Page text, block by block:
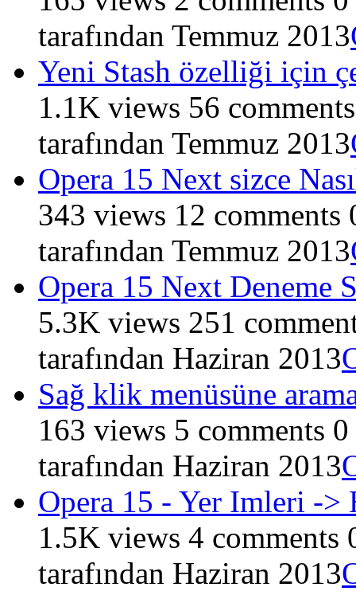
tarafından Temmuz 2013
Yeni Stash özelliği için
1.1K views 56 comments
tarafından Temmuz 2013
Opera 15 Next sizce
343 views 12 comments
tarafından Temmuz 2013
Opera 15 Next Deneme
5.3K views 251
tarafından Haziran 2013
Sağ klik menüsüne
163 views 5 comments 0
tarafından Haziran 2013
Opera 15 - Yer Imleri ->
1.5K views 4 comments
tarafından Haziran 2013